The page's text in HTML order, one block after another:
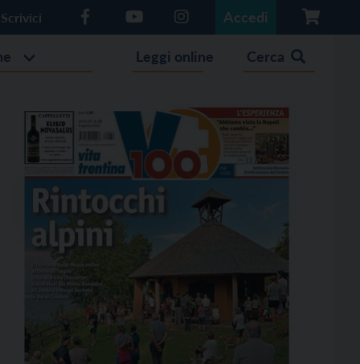
Scrivici Accedi
Leggi online Cerca